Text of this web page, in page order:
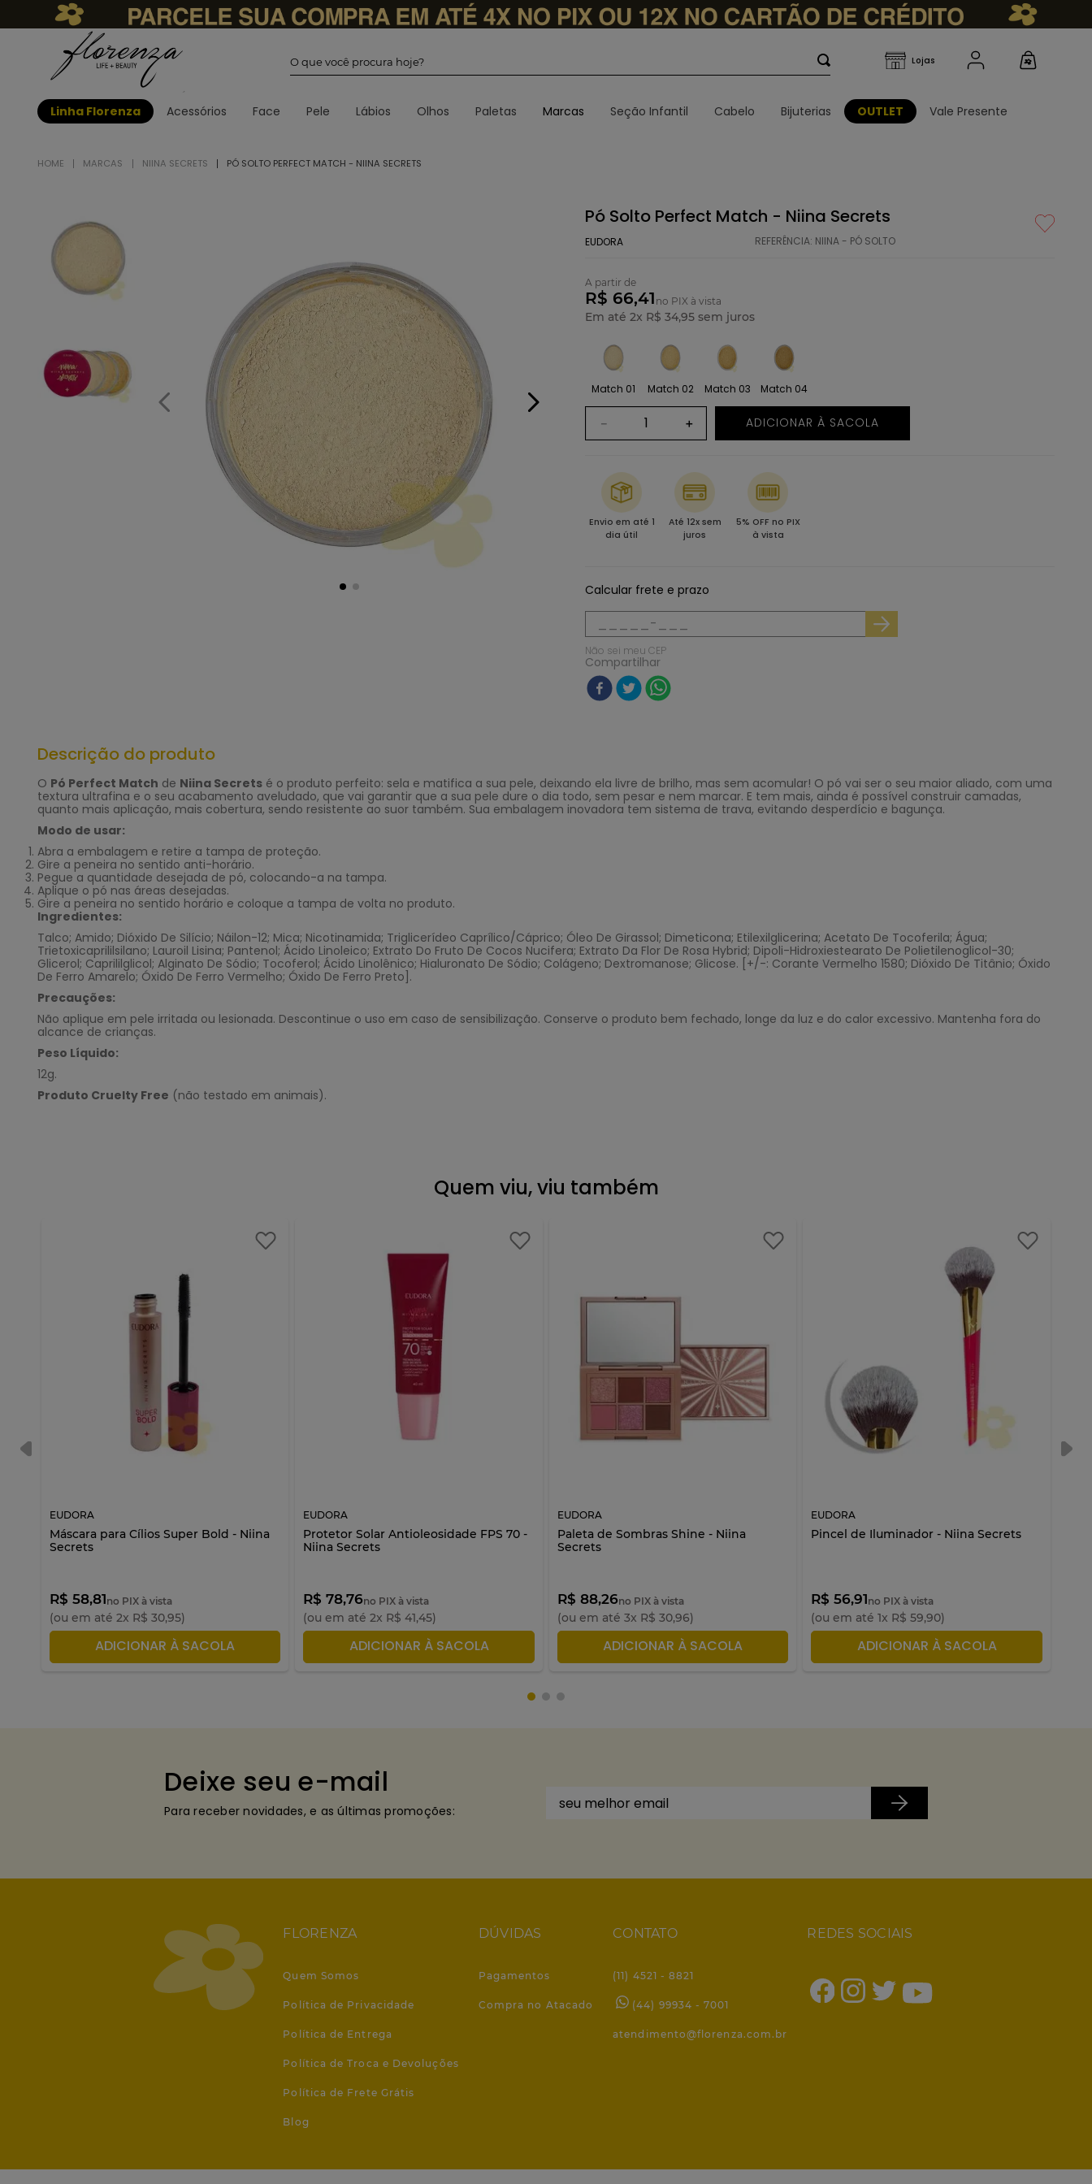
Linha Florenza Acessórios Face Pele Lábios Olhos Paletas Marcas Seção Infantil Cabelo Bijuterias OUTLET Vale Presente
MARCAS NIINA SECRETS PÓ SOLTO PERFECT MATCH - NIINA SECRETS
Pó Solto Perfect Match - Niina Secrets
EUDORA REFERÊNCIA: NIINA - PÓ SOLTO
A partir de
R$ 66,41 no PIX à vista
Em até 2x R$ 34,95 sem juros
Match 01 Match 02 Match 03 Match 04
＋
－ ADICIONAR À SACOLA
Envio em até 1
dia útil
Até 12x sem
juros
5% OFF no PIX
à vista
Calcular frete e prazo
Não sei meu CEP
Compartilhar
Descrição do produto
O Pó Perfect Match de Niina Secrets é o produto perfeito: sela e matifica a sua pele, deixando ela livre de brilho, mas sem acomular! O pó vai ser o seu maior aliado, com uma
textura ultrafina e o seu acabamento aveludado, que vai garantir que a sua pele dure o dia todo, sem pesar e nem marcar. E tem mais, ainda é possível construir camadas,
quanto mais aplicação, mais cobertura, sendo resistente ao suor também. Sua embalagem inovadora tem sistema de trava, evitando desperdício e bagunça.
Modo de usar:
Abra a embalagem e retire a tampa de proteção.
Gire a peneira no sentido anti-horário.
Pegue a quantidade desejada de pó, colocando-a na tampa.
Aplique o pó nas áreas desejadas.
Gire a peneira no sentido horário e coloque a tampa de volta no produto.
Ingredientes:
Talco; Amido; Dióxido De Silício; Náilon-12; Mica; Nicotinamida; Triglicerídeo Caprílico/Cáprico; Óleo De Girassol; Dimeticona; Etilexilglicerina; Acetato De Tocoferila; Água;
Trietoxicaprililsilano; Lauroil Lisina; Pantenol; Ácido Linoleico; Extrato Do Fruto De Cocos Nucifera; Extrato Da Flor De Rosa Hybrid; Dipoli-Hidroxiestearato De Polietilenoglicol-30;
Glicerol; Caprililglicol; Alginato De Sódio; Tocoferol; Ácido Linolênico; Hialuronato De Sódio; Colágeno; Dextromanose; Glicose. [+/-: Corante Vermelho 1580; Dióxido De Titânio; Óxido
De Ferro Amarelo; Óxido De Ferro Vermelho; Óxido De Ferro Preto].
Precauções:
Não aplique em pele irritada ou lesionada. Descontinue o uso em caso de sensibilização. Conserve o produto bem fechado, longe da luz e do calor excessivo. Mantenha fora do
alcance de crianças.
Peso Líquido:
12g.
Produto Cruelty Free (não testado em animais).
Quem viu, viu também
EUDORA
Máscara para Cílios Super Bold - Niina
Secrets
R$ 58,81no PIX à vista
(ou em até 2x R$ 30,95)
ADICIONAR À SACOLA
EUDORA
Protetor Solar Antioleosidade FPS 70 -
Niina Secrets
R$ 78,76no PIX à vista
(ou em até2x R$ 41,45)
ADICIONAR À SACOLA
EUDORA
Paleta de Sombras Shine - Niina
Secrets
R$ 88,26no PIX à vista
(ou em até 3x R$ 30,96)
ADICIONAR À SACOLA
EUDORA
Pincel de Iluminador - Niina Secrets
R$ 56,91no PIX à vista
(ou em até1x R$ 59,90)
ADICIONAR À SACOLA
Deixe seu e-mail
Para receber novidades, e as últimas promoções:
FLORENZA
Quem Somos
Política de Privacidade
Política de Entrega
Política de Troca e Devoluções
Política de Frete Grátis
Blog
DÚVIDAS
Pagamentos
Compra no Atacado
CONTATO
(11) 4521 - 8821
(44) 99934 - 7001
atendimento@florenza.com.br
REDES SOCIAIS